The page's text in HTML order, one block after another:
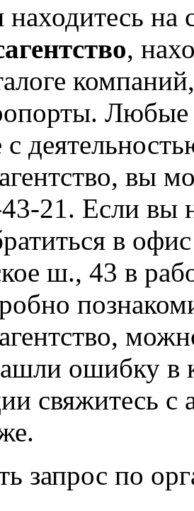
на
,
с
вы
21. Если вы
в
ш., 43 в
ошибку в
свяжитесь
запрос по